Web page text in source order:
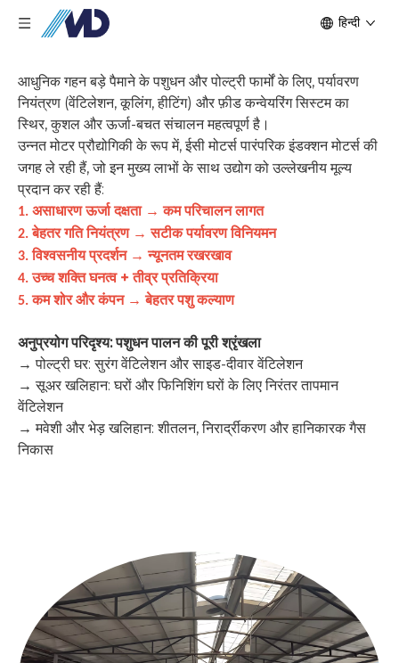
हिन्दी
आधुनिक गहन बड़े पैमाने के पशुधन और पोल्ट्री फार्मों के लिए, पर्यावरण
नियंत्रण (वेंटिलेशन, कूलिंग, हीटिंग) और फ़ीड कन्वेयरिंग सिस्टम का
स्थिर, कुशल और ऊर्जा-बचत संचालन महत्वपूर्ण है।
उन्नत मोटर प्रौद्योगिकी के रूप में,ईसी मोटर्सपारंपरिक इंडक्शन मोटर्स की
जगह ले रही हैं, जो इन मुख्य लाभों के साथ उद्योग को उल्लेखनीय मूल्य
प्रदान कर रही हैं:
1. असाधारण ऊर्जा दक्षता → कम परिचालन लागत
2.बेहतर गति नियंत्रण → सटीक पर्यावरण विनियमन
3.विश्वसनीय प्रदर्शन → न्यूनतम रखरखाव
4.उच्च शक्ति घनत्व + तीव्र प्रतिक्रिया
5.कम शोर और कंपन → बेहतर पशु कल्याण
अनुप्रयोग परिदृश्य: पशुधन पालन की पूरी श्रृंखला
→पोल्ट्री घर: सुरंग वेंटिलेशन और साइड-दीवार वेंटिलेशन
→ सूअर खलिहान: घरों और फिनिशिंग घरों के लिए निरंतर तापमान
वेंटिलेशन
→मवेशी और भेड़ खलिहान: शीतलन, निरार्द्रीकरण और हानिकारक गैस
निकास